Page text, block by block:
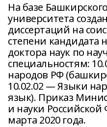
На базе
университета
диссертаций на
степени кандидата
доктора наук по
специальностям:
народов РФ
10.02.02 — Языки
язык). Приказ
и науки
марта 2020 года.